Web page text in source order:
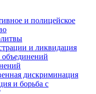
и полицейское
и ликвидация
дискриминация
и борьба с